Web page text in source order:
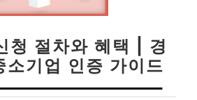
청 절차와 혜택 | 경
소기업 인증 가이드